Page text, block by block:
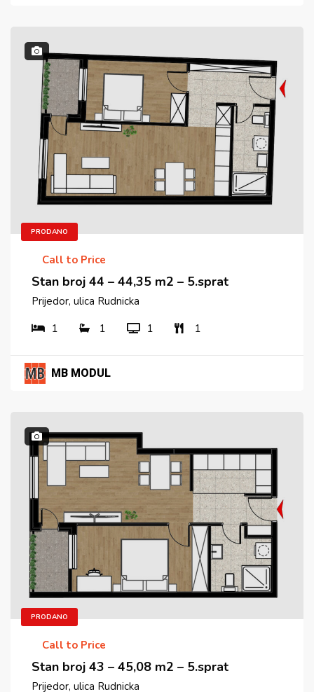
PRODANO
Call to Price
Stan broj 44 – 44,35 m2 – 5.sprat
Prijedor, ulica Rudnicka
1
1 1 1
MB MODUL
PRODANO
Call to Price
Stan broj 43 – 45,08 m2 – 5.sprat
Prijedor, ulica Rudnicka